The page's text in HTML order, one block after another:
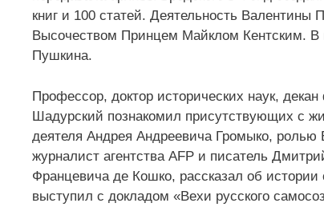
книг и 100 статей. Деятельность
Высочеством Принцем Майклом Кентским. В
Пушкина.
Профессор, доктор исторических наук,
Шадурский познакомил присутствующих с
деятеля Андрея Андреевича Громыко, ролью
журналист агентства AFP и писатель
Францевича де Кошко, рассказал об
выступил с докладом «Вехи русского